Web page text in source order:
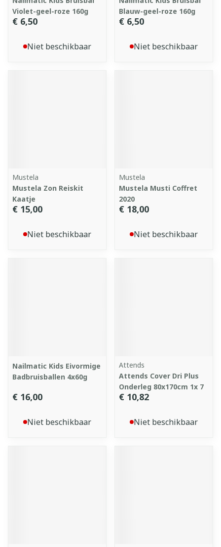
Violet-geel-roze 160g
€ 6,50
Niet beschikbaar
Blauw-geel-roze 160g
€ 6,50
Niet beschikbaar
Mustela
Mustela Zon Reiskit
Kaatje
€ 15,00
Niet beschikbaar
Mustela
Mustela Musti Coffret
2020
€ 18,00
Niet beschikbaar
Nailmatic Kids Eivormige
Badbruisballen 4x60g
€ 16,00
Niet beschikbaar
Attends
Attends Cover Dri Plus
Onderleg 80x170cm 1x 7
€ 10,82
Niet beschikbaar